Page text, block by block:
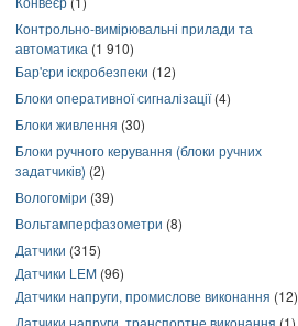
Контрольно-вимірювальні прилади та
автоматика (1 910)
Бар'єри іскробезпеки (12)
Блоки оперативної сигналізації(4)
Блоки живлення (30)
Блоки ручного керування (блоки ручних
задатчиків) (2)
Вологоміри (39)
Вольтамперфазометри (8)
Датчики (315)
Датчики LEM (96)
Датчики напруги, промислове виконання (12)
Датчики напруги, транспортне виконання (1)